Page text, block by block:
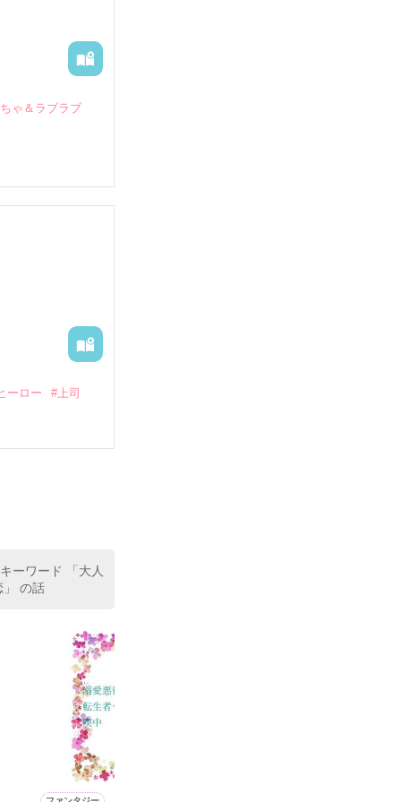
ゃ＆ラブラブ
閥御曹司に
影恭司その
れた上、二
ーロー #上司
居まで提案
ーワード 「大人
」 の話